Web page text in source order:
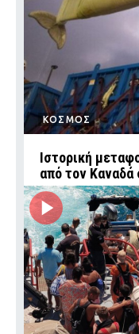
ΚΟΣΜΟΣ
Ιστορική
από τον Καναδά